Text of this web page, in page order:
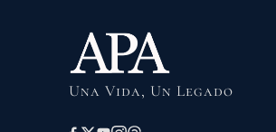
Una Vida, Un Legado